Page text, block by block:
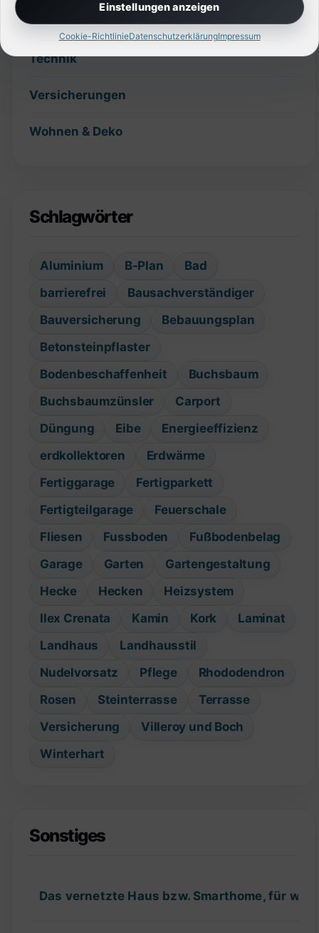
Einstellungen anzeigen
Cookie-RichtlinieDatenschutzerklärungImpressum
Sonstiges
Technik
Versicherungen
Wohnen & Deko
Schlagwörter
Aluminium B-Plan
Bad
barrierefrei
Bausachverständiger
Bauversicherung
Bebauungsplan
Betonsteinpflaster
Bodenbeschaffenheit
Buchsbaum
Buchsbaumzünsler
Carport
Düngung
Eibe
Energieeffizienz
erdkollektoren
Erdwärme
Fertiggarage
Fertigparkett
Fertigteilgarage
Feuerschale
Fliesen
Fussboden
Fußbodenbelag
Garage
Garten
Gartengestaltung
Hecke
Hecken
Heizsystem
Ilex Crenata
Kamin Kork
Laminat
Landhaus
Landhausstil
Nudelvorsatz
Pflege
Rhododendron
Rosen
Steinterrasse
Terrasse
Versicherung
Villeroy und Boch
Winterhart
Sonstiges
Das vernetzte Haus bzw. Smarthome, für